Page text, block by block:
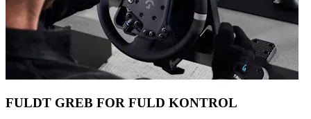
FULDT GREB FOR FULD KONTROL